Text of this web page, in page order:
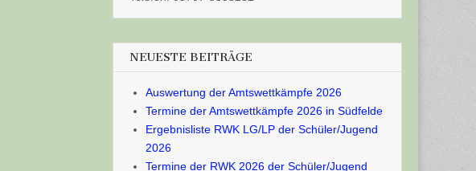
NEUESTE BEITRÄGE
Auswertung der Amtswettkämpfe 2026
Termine der Amtswettkämpfe 2026 in Südfelde
Ergebnisliste RWK LG/LP der Schüler/Jugend
2026
Termine der RWK 2026 der Schüler/Jugend